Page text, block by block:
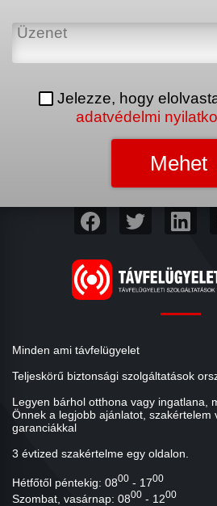
Jelezze, hogy
adatvédelmi
Minden ami távfelügyelet
Teljeskörű biztonsági szolgáltatások
Legyen bárhol otthona vagy ingatlana,
Önnek a legjobb ajánlatot, szakértelem
garanciákkal
3 évtized szakértelme egy oldalon.
Hétfőtől péntekig: 0800 - 1700
Szombat, vasárnap: 0800 - 1200